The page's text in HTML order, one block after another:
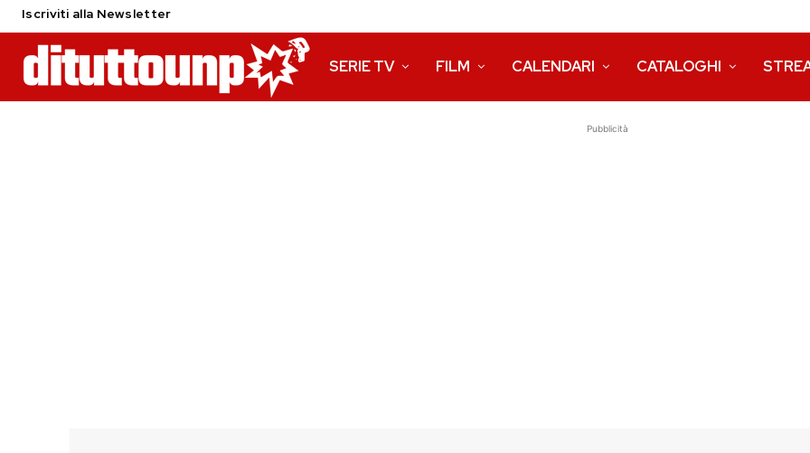
Iscriviti alla Newsletter
SERIE TV FILM CALENDARI CATALOGHI
Pubblicità